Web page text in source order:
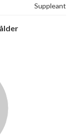
Suppleant